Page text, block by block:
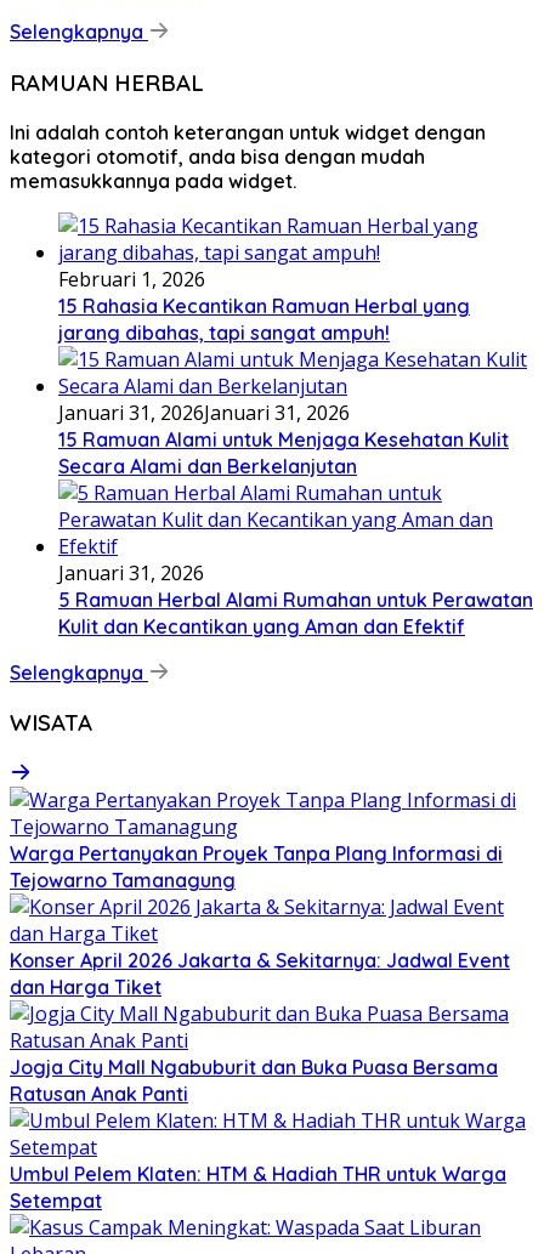
Selengkapnya
RAMUAN HERBAL
Ini adalah contoh keterangan untuk widget dengan
kategori otomotif, anda bisa dengan mudah
memasukkannya pada widget.
Februari 1, 2026
15 Rahasia Kecantikan Ramuan Herbal yang
jarang dibahas, tapi sangat ampuh!
Januari 31, 2026Januari 31, 2026
15 Ramuan Alami untuk Menjaga Kesehatan Kulit
Secara Alami dan Berkelanjutan
Januari 31, 2026
5 Ramuan Herbal Alami Rumahan untuk Perawatan
Kulit dan Kecantikan yang Aman dan Efektif
Selengkapnya
WISATA
Warga Pertanyakan Proyek Tanpa Plang Informasi di
Tejowarno Tamanagung
Konser April 2026 Jakarta & Sekitarnya: Jadwal Event
dan Harga Tiket
Jogja City Mall Ngabuburit dan Buka Puasa Bersama
Ratusan Anak Panti
Umbul Pelem Klaten: HTM & Hadiah THR untuk Warga
Setempat